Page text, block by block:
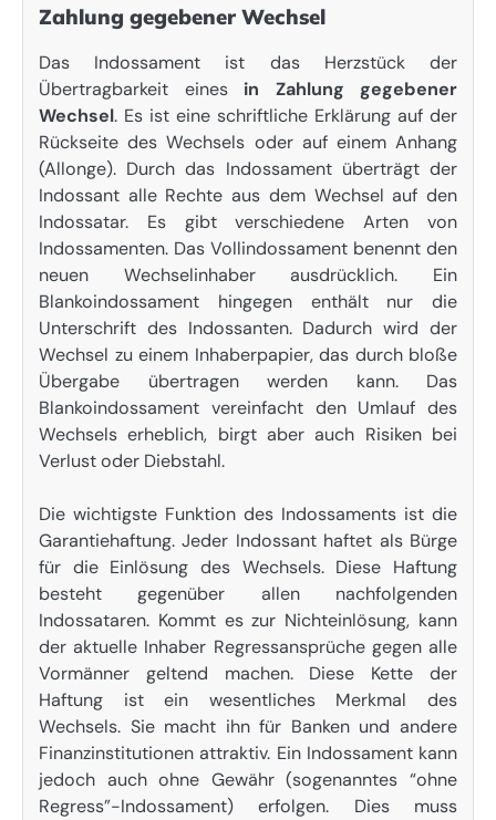
Zahlung gegebener Wechsel
Das Indossament ist das Herzstück der
Übertragbarkeit eines in Zahlung gegebener
Wechsel. Es ist eine schriftliche Erklärung auf der
Rückseite des Wechsels oder auf einem Anhang
(Allonge). Durch das Indossament überträgt der
Indossant alle Rechte aus dem Wechsel auf den
Indossatar. Es gibt verschiedene Arten von
Indossamenten. Das Vollindossament benennt den
neuen Wechselinhaber ausdrücklich. Ein
Blankoindossament hingegen enthält nur die
Unterschrift des Indossanten. Dadurch wird der
Wechsel zu einem Inhaberpapier, das durch bloße
Übergabe übertragen werden kann. Das
Blankoindossament vereinfacht den Umlauf des
Wechsels erheblich, birgt aber auch Risiken bei
Verlust oder Diebstahl.
Die wichtigste Funktion des Indossaments ist die
Garantiehaftung. Jeder Indossant haftet als Bürge
für die Einlösung des Wechsels. Diese Haftung
besteht gegenüber allen nachfolgenden
Indossataren. Kommt es zur Nichteinlösung, kann
der aktuelle Inhaber Regressansprüche gegen alle
Vormänner geltend machen. Diese Kette der
Haftung ist ein wesentliches Merkmal des
Wechsels. Sie macht ihn für Banken und andere
Finanzinstitutionen attraktiv. Ein Indossament kann
jedoch auch ohne Gewähr (sogenanntes “ohne
Regress”-Indossament) erfolgen. Dies muss